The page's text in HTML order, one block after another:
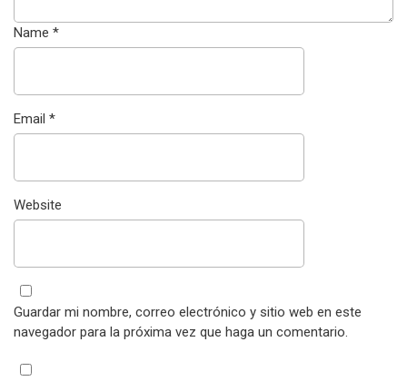
Name *
Email *
Website
Guardar mi nombre, correo electrónico y sitio web en este
navegador para la próxima vez que haga un comentario.